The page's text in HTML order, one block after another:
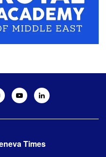
Times